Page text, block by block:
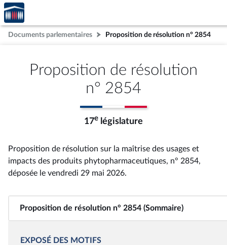
Aller au contenu
Aller en bas de la page
Accèder
à la
page
d'accueil
Documents parlementaires Proposition de résolution n° 2854
Proposition de résolution
n° 2854
17e législature
Proposition de résolution sur la maîtrise des usages et
impacts des produits phytopharmaceutiques, n° 2854,
déposée le vendredi 29 mai 2026.
Proposition de résolution n° 2854 (Sommaire)
EXPOSÉ DES MOTIFS